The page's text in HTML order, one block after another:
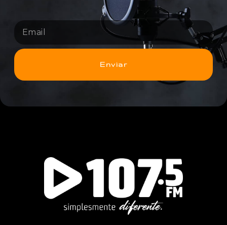
Enviar